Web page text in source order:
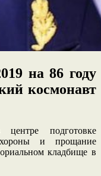
на 86 году
космонавт
подготовке
и прощание
кладбище в